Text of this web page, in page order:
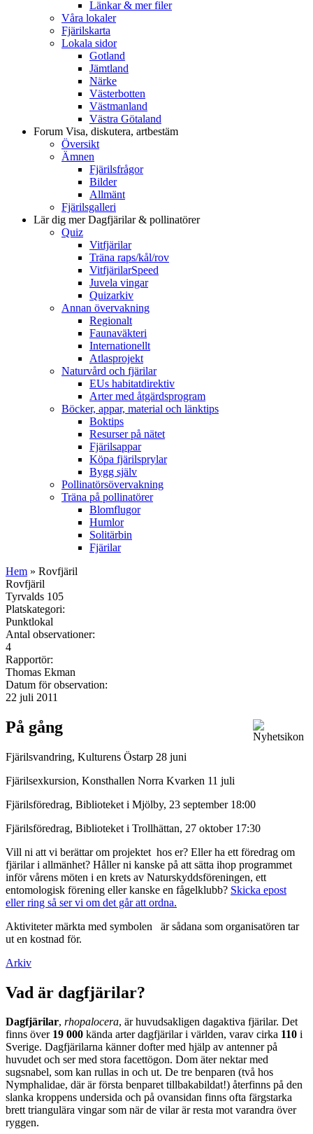
Länkar & mer filer
Våra lokaler
Fjärilskarta
Lokala sidor
Gotland
Jämtland
Närke
Västerbotten
Västmanland
Västra Götaland
Forum Visa, diskutera, artbestäm
Översikt
Ämnen
Fjärilsfrågor
Bilder
Allmänt
Fjärilsgalleri
Lär dig merDagfjärilar & pollinatörer
Quiz
Vitfjärilar
Träna raps/kål/rov
VitfjärilarSpeed
Juvela vingar
Quizarkiv
Annan övervakning
Regionalt
Faunaväkteri
Internationellt
Atlasprojekt
Naturvård och fjärilar
EUs habitatdirektiv
Arter med åtgärdsprogram
Böcker, appar, material och länktips
Boktips
Resurser på nätet
Fjärilsappar
Köpa fjärilsprylar
Bygg själv
Pollinatörsövervakning
Träna på pollinatörer
Blomflugor
Humlor
Solitärbin
Fjärilar
Hem » Rovfjäril
Rovfjäril
Tyrvalds 105
Platskategori:
Punktlokal
Antal observationer:
4
Rapportör:
Thomas Ekman
Datum för observation:
22 juli 2011
På gång
Fjärilsvandring, Kulturens Östarp 28 juni
Fjärilsexkursion, Konsthallen Norra Kvarken 11 juli
Fjärilsföredrag, Biblioteket i Mjölby, 23 september 18:00
Fjärilsföredrag, Biblioteket i Trollhättan, 27 oktober 17:30
Vill ni att vi berättar om projektet hos er? Eller ha ett föredrag om
fjärilar i allmänhet? Håller ni kanske på att sätta ihop programmet
inför vårens möten i en krets av Naturskyddsföreningen, ett
entomologisk förening eller kanske en fågelklubb? Skicka epost
eller ring så ser vi om det går att ordna.
Aktiviteter märkta med symbolen
är sådana som organisatören tar
ut en kostnad för.
Arkiv
Vad är dagfjärilar?
Dagfjärilar, rhopalocera, är huvudsakligen dagaktiva fjärilar. Det
finns över 19 000 kända arter dagfjärilar i världen, varav cirka 110 i
Sverige. Dagfjärilarna känner dofter med hjälp av antenner på
huvudet och ser med stora facettögon. Dom äter nektar med
sugsnabel, som kan rullas in och ut. De tre benparen (två hos
Nymphalidae, där är första benparet tillbakabildat!) återfinns på den
slanka kroppens undersida och på ovansidan finns ofta färgstarka
brett triangulära vingar som när de vilar är resta mot varandra över
ryggen.